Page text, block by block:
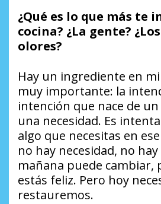
¿Qué es lo que más te
cocina? ¿La gente?
olores?
Hay un ingrediente en
muy importante: la
intención que nace de
una necesidad. Es
algo que necesitas en
no hay necesidad, no
mañana puede cambiar,
estás feliz. Pero hoy
restauremos.